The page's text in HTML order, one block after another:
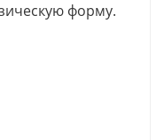
форму.